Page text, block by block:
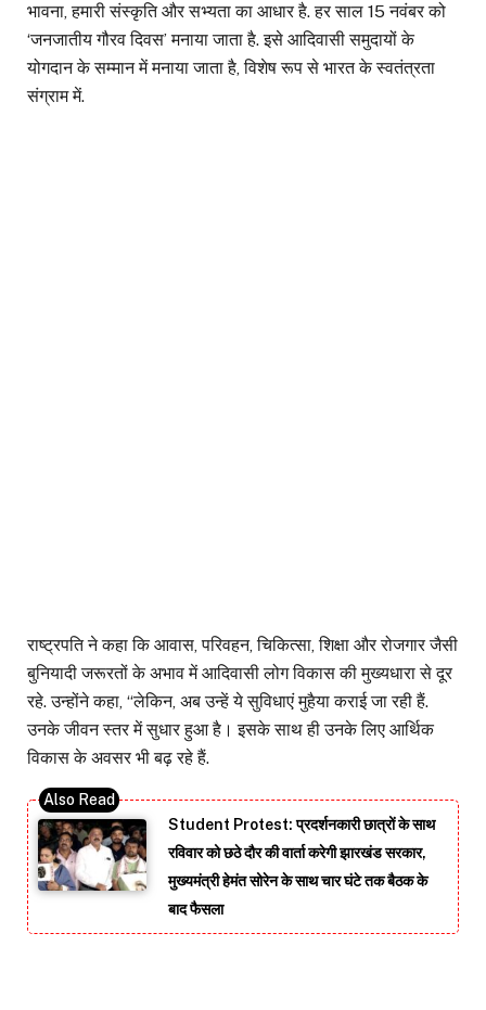
भावना, हमारी संस्कृति और सभ्यता का आधार है. हर साल 15 नवंबर को
‘जनजातीय गौरव दिवस’ मनाया जाता है. इसे आदिवासी समुदायों के
योगदान के सम्मान में मनाया जाता है, विशेष रूप से भारत के स्वतंत्रता
संग्राम में.
राष्ट्रपति ने कहा कि आवास, परिवहन, चिकित्सा, शिक्षा और रोजगार जैसी
बुनियादी जरूरतों के अभाव में आदिवासी लोग विकास की मुख्यधारा से दूर
रहे. उन्होंने कहा, ‘‘लेकिन, अब उन्हें ये सुविधाएं मुहैया कराई जा रही हैं.
उनके जीवन स्तर में सुधार हुआ है। इसके साथ ही उनके लिए आर्थिक
विकास के अवसर भी बढ़ रहे हैं.
Student Protest: प्रदर्शनकारी छात्रों के साथ
रविवार को छठे दौर की वार्ता करेगी झारखंड सरकार,
मुख्यमंत्री हेमंत सोरेन के साथ चार घंटे तक बैठक के
बाद फैसला